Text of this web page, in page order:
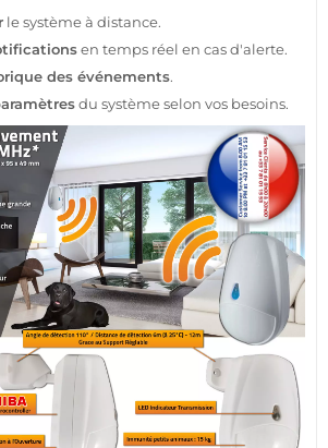
lesystèmeà distance.
en temps réel en cas d'alerte.
des événements.
du systèmeselon vos besoins.